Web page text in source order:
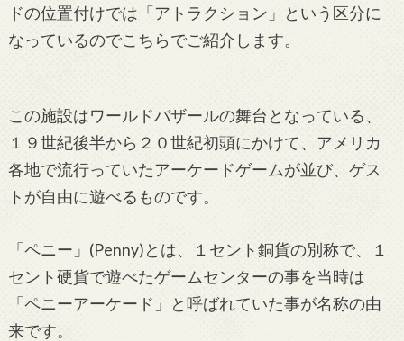
ドの位置付けでは「アトラクション」という区分に
なっているのでこちらでご紹介します。
この施設はワールドバザールの舞台となっている、
１９世紀後半から２０世紀初頭にかけて、アメリカ
各地で流行っていたアーケードゲームが並び、ゲス
トが自由に遊べるものです。
「ペニー」(Penny)とは、１セント銅貨の別称で、１
セント硬貨で遊べたゲームセンターの事を当時は
「ペニーアーケード」と呼ばれていた事が名称の由
来です。